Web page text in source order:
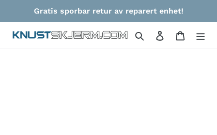
innholdet
Gratis sporbar retur av reparert enhet!
Søk Logg på